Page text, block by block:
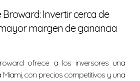
Broward: Invertir cerca de
margen de ganancia
ofrece a los inversores una
con precios competitivos y una